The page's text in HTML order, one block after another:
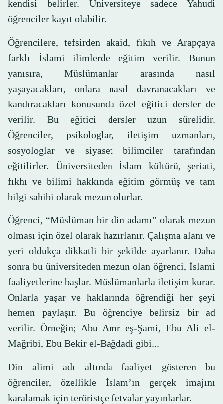
kendisi belirler. Üniversiteye sadece Yahudi
öğrenciler kayıt olabilir.
Öğrencilere, tefsirden akaid, fıkıh ve Arapçaya
farklı İslami ilimlerde eğitim verilir. Bunun
yanısıra, Müslümanlar arasında nasıl
yaşayacakları, onlara nasıl davranacakları ve
kandıracakları konusunda özel eğitici dersler de
verilir. Bu eğitici dersler uzun sürelidir.
Öğrenciler, psikologlar, iletişim uzmanları,
sosyologlar ve siyaset bilimciler tarafından
eğitilirler. Üniversiteden İslam kültürü, şeriati,
fıkhı ve bilimi hakkında eğitim görmüş ve tam
bilgi sahibi olarak mezun olurlar.
Öğrenci, “Müslüman bir din adamı” olarak mezun
olması için özel olarak hazırlanır. Çalışma alanı ve
yeri oldukça dikkatli bir şekilde ayarlanır. Daha
sonra bu üniversiteden mezun olan öğrenci, İslami
faaliyetlerine başlar. Müslümanlarla iletişim kurar.
Onlarla yaşar ve haklarında öğrendiği her şeyi
hemen paylaşır. Bu öğrenciye belirsiz bir ad
verilir. Örneğin; Abu Amr eş-Şami, Ebu Ali el-
Mağribi, Ebu Bekir el-Bağdadi gibi...
Din alimi adı altında faaliyet gösteren bu
öğrenciler, özellikle İslam’ın gerçek imajını
karalamak için teröristçe fetvalar yayınlarlar.